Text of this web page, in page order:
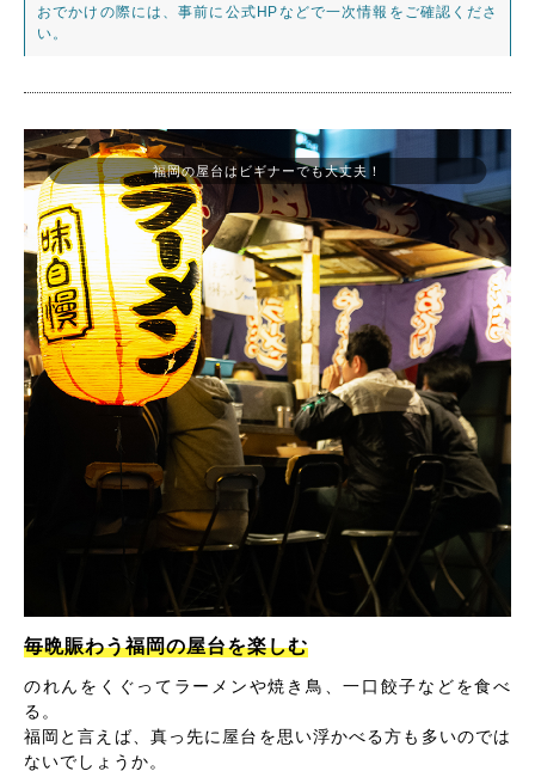
おでかけの際には、事前に公式HPなどで一次情報をご確認くださ
い。
福岡の屋台はビギナーでも大丈夫！
毎晩賑わう福岡の屋台を楽しむ
のれんをくぐってラーメンや焼き鳥、一口餃子などを食べ
る。
福岡と言えば、真っ先に屋台を思い浮かべる方も多いのでは
ないでしょうか。